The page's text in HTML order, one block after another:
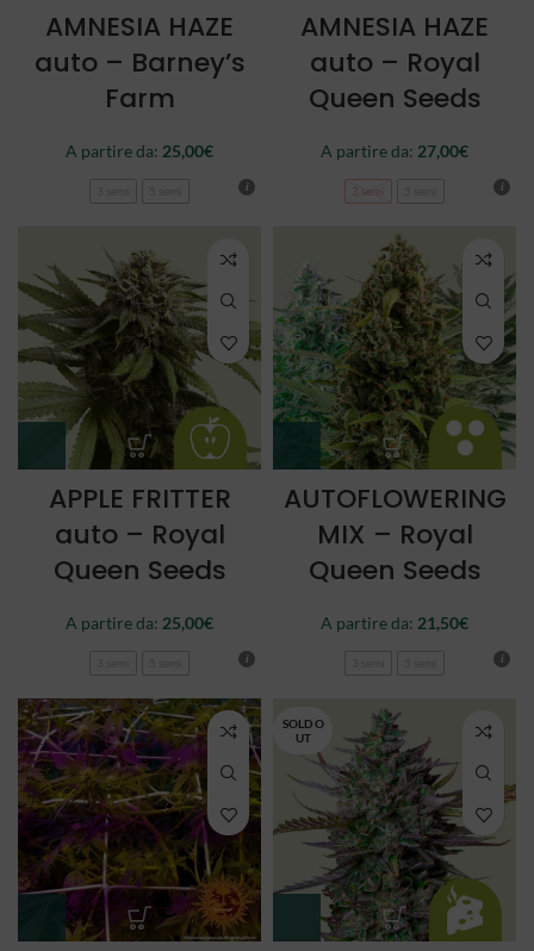
AMNESIA HAZE
auto – Barney’s
Farm
A partire da: 25,00€
AMNESIA HAZE
auto – Royal
Queen Seeds
A partire da: 27,00€
3 semi
APPLE FRITTER
auto – Royal
Queen Seeds
A partire da: 25,00€
AUTOFLOWERING
MIX – Royal
Queen Seeds
A partire da: 21,50€
SOLD O
UT